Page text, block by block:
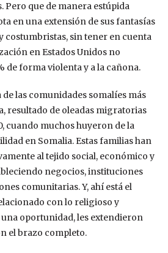
Pero que de manera estúpida
en una extensión de sus fantasías
costumbristas, sin tener en cuenta
en Estados Unidos no
de forma violenta y a la cañona.
las comunidades somalíes más
resultado de oleadas migratorias
cuando muchos huyeron de la
en Somalia. Estas familias han
al tejido social, económico y
negocios, instituciones
comunitarias. Y, ahí está el
con lo religioso y
oportunidad, les extendieron
el brazo completo.